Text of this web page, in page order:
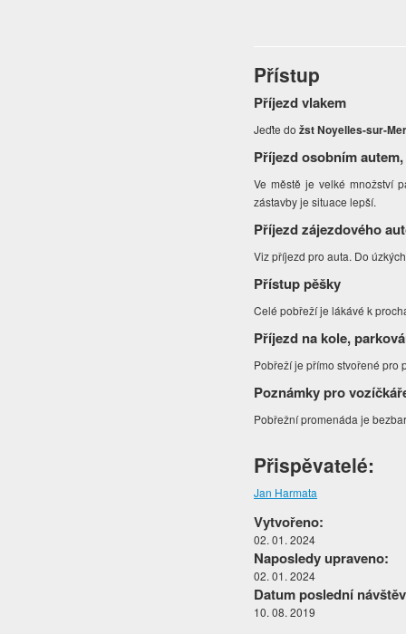
Přístup
Příjezd vlakem
Jeďte dožst Noyelles-sur-
Příjezd osobním
Ve městě je velké množství
zástavby je situace lepší.
Příjezd zájezdového
Viz příjezd pro auta. Do
Přístup pěšky
Celé pobřeží je lákávé k
Příjezd na kole,
Pobřeží je přímo stvořené pro
Poznámky pro
Pobřežní promenáda je
Přispěvatelé:
Jan Harmata
Vytvořeno:
02. 01. 2024
Naposledy upraveno:
02. 01. 2024
Datum poslední
10. 08. 2019